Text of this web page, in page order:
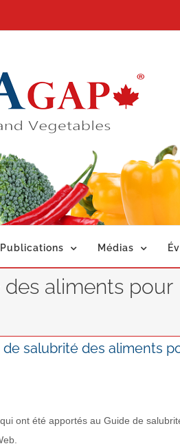
Publications Médias
des aliments pour
salubrité des aliments
ont été apportés au Guide de